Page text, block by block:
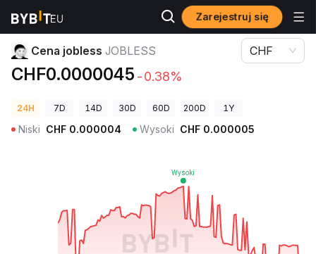
Zarejestruj się
Ceny kryptowalut Cena jobless JOBLESS
Cena jobless JOBLESS
CHF0.0000045 -0.38%
CHF
24H 7D 14D 30D 60D 200D 1Y
Niski CHF 0.000004 Wysoki CHF 0.000005